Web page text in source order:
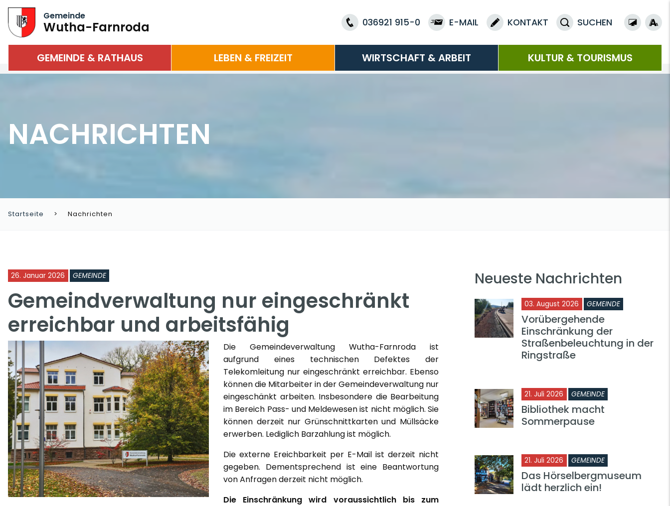
Gemeinde
Wutha-Farnroda 036921 915-0 E-MAIL KONTAKT SUCHEN
GEMEINDE & RATHAUS LEBEN & FREIZEIT WIRTSCHAFT & ARBEIT KULTUR & TOURISMUS
NACHRICHTEN
Startseite Nachrichten
26. Januar 2026 GEMEINDE
Gemeindverwaltung nur eingeschränkt
erreichbar und arbeitsfähig
Die Gemeindeverwaltung Wutha-Farnroda ist
aufgrund eines technischen Defektes der
Telekomleitung nur eingeschränkt erreichbar. Ebenso
können die Mitarbeiter in der Gemeindeverwaltung nur
eingeschänkt arbeiten. Insbesondere die Bearbeitung
im Bereich Pass- und Meldewesen ist nicht möglich. Sie
können derzeit nur Grünschnittkarten und Müllsäcke
erwerben. Lediglich Barzahlung ist möglich.
Die externe Ereichbarkeit per E-Mail ist derzeit nicht
gegeben. Dementsprechend ist eine Beantwortung
von Anfragen derzeit nicht möglich.
Die Einschränkung wird voraussichtlich bis zum
Neueste Nachrichten
03. August 2026 GEMEINDE
Vorübergehende
Einschränkung der
Straßenbeleuchtung in der
Ringstraße
21. Juli 2026 GEMEINDE
Bibliothek macht
Sommerpause
21. Juli 2026 GEMEINDE
Das Hörselbergmuseum
lädt herzlich ein!